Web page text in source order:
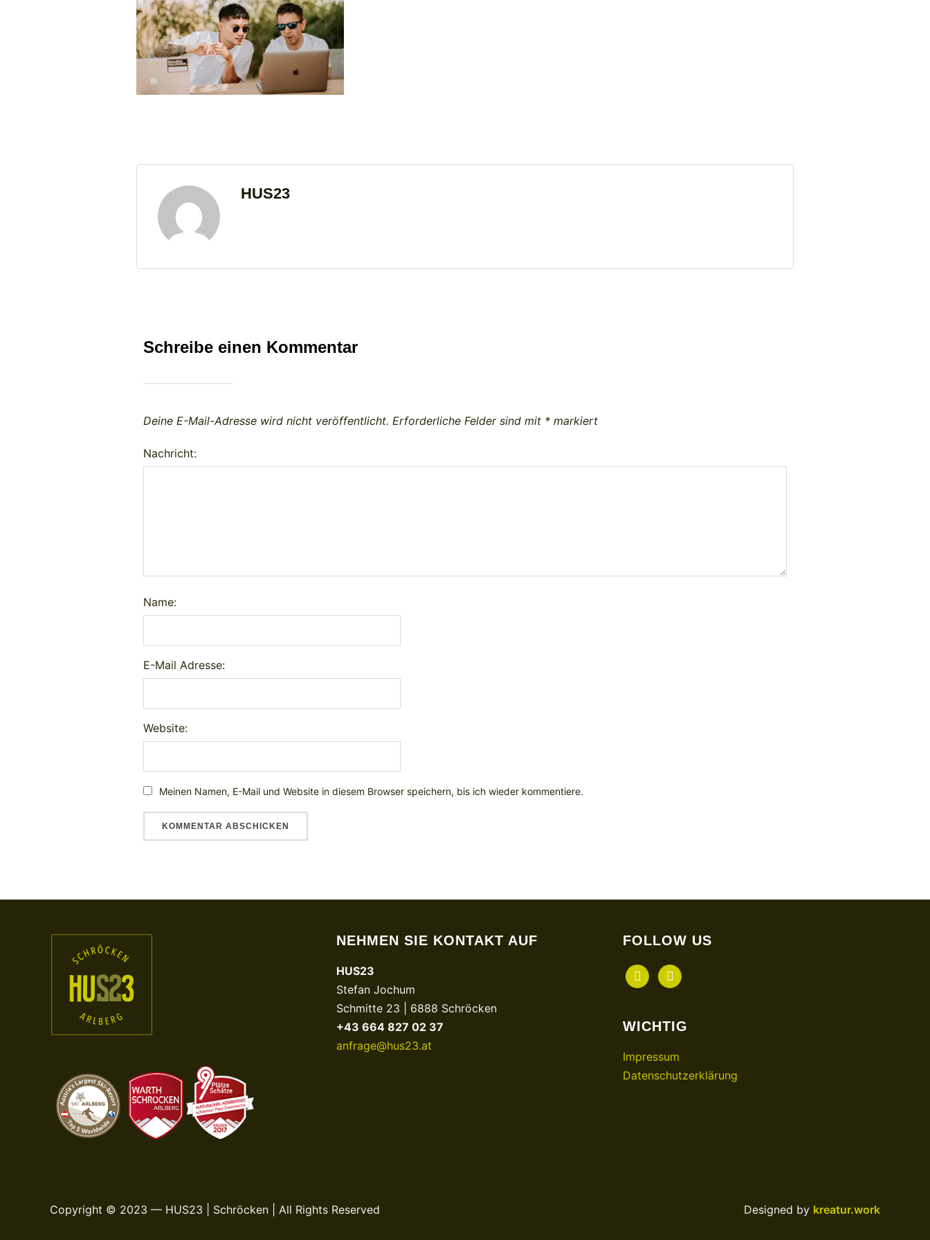
HUS23
Schreibe einen Kommentar
Deine E-Mail-Adresse wird nicht veröffentlicht. Erforderliche Felder sind mit * markiert
Nachricht:
Name:
E-Mail Adresse:
Website:
Meinen Namen, E-Mail und Website in diesem Browser speichern, bis ich wieder kommentiere.
NEHMEN SIE KONTAKT AUF
HUS23
Stefan Jochum
Schmitte 23 | 6888 Schröcken
+43 664 827 02 37
anfrage@hus23.at
FOLLOW US
facebookinstagram
WICHTIG
Impressum
Datenschutzerklärung
Copyright © 2023 — HUS23 | Schröcken | All Rights Reserved Designed by kreatur.work